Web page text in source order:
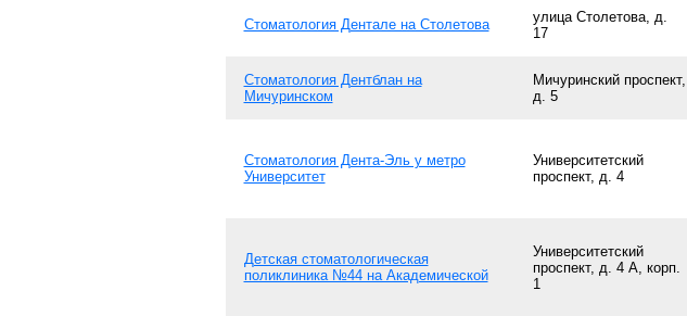
Стоматология Дентале на Столетова
улица Столетова, д.
17
Стоматология Дентблан на
Мичуринском
Мичуринский проспект,
д. 5
Стоматология Дента-Эль у метро
Университет
Университетский
проспект, д. 4
Детская стоматологическая
поликлиника №44 на Академической
Университетский
проспект, д. 4 А, корп.
1